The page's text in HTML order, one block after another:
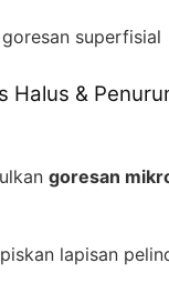
superfisial
Halus &
goresan
lapisan